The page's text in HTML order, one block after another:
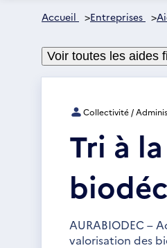
Accueil >Entreprises >
Voir toutes les aides
Collectivité /
Tri à
AURABIODEC –
valorisation des